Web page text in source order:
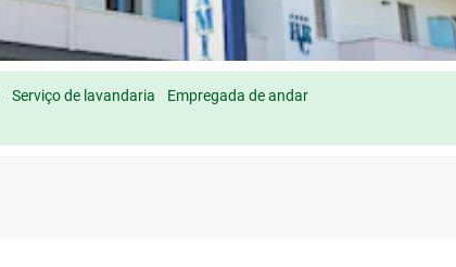
Serviço de lavandaria
Empregada de andar